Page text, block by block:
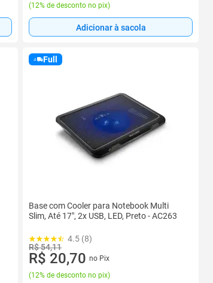
(12% de desconto no pix)
Adicionar à sacola
Full
Base com Cooler para Notebook Multi
Slim, Até 17", 2x USB, LED, Preto - AC263
4.5 (8)
R$ 54,11
R$ 20,70 no Pix
(12% de desconto no pix)